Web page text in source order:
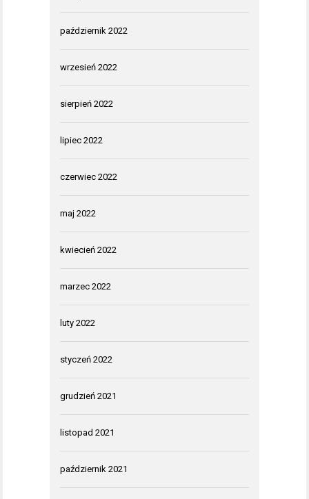
październik 2022
wrzesień 2022
sierpień 2022
lipiec 2022
czerwiec 2022
maj 2022
kwiecień 2022
marzec 2022
luty 2022
styczeń 2022
grudzień 2021
listopad 2021
październik 2021